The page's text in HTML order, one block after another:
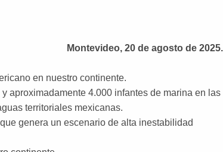
Montevideo, 20 de agosto de 2025.
en nuestro continente.
aproximadamente 4.000 infantes de marina en las
territoriales mexicanas.
genera un escenario de alta inestabilidad